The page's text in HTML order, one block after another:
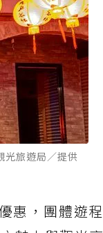
旅遊局／提供
惠，團體遊